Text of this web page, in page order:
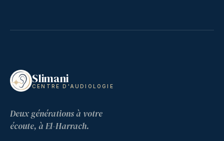
Slimani
CENTRE D'AUDIOLOGIE
Deux générations à votre
écoute, à El-Harrach.